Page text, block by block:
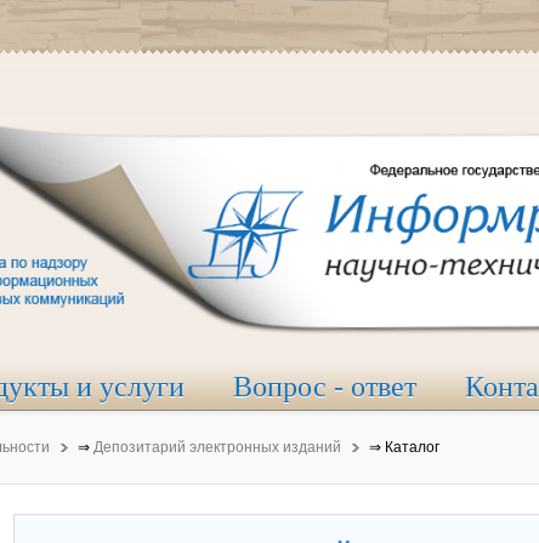
и услуги Вопрос - ответ
⇒ Депозитарий электронных изданий ⇒ Каталог